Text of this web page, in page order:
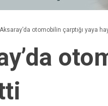
Aksaray’da otomobilin çarptığı yaya